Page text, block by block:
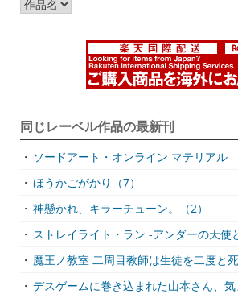
同じレーベル作品の最新刊
・ ソードアート・オンライン マテリアル
・ ほうかごがかり（7）
・ 神懸かれ、キラーチューン。（2）
・ ストレイライト・ラン -アンダーの天使
・ 魔王ノ教室 二周目教師は生徒を二度と
・ デスゲームに巻き込まれた山本さん、